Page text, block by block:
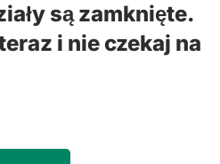
są zamknięte.
i nie czekaj na